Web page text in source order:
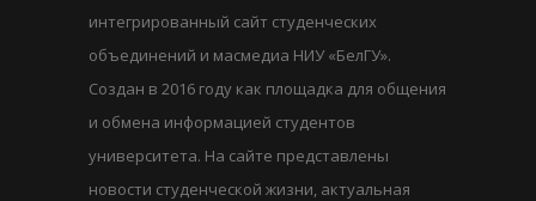
интегрированный сайт студенческих
объединений и масмедиа НИУ «БелГУ».
Создан в 2016 году как площадка для общения
и обмена информацией студентов
университета. На сайте представлены
новости студенческой жизни, актуальная